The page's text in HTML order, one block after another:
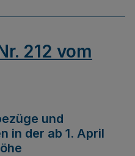
212 vom
und
in der ab 1. April